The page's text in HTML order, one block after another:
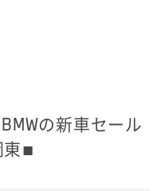
の新車セール
東■